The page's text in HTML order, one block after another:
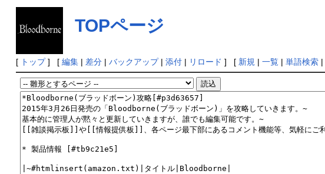
TOPページ
[ トップ] [ 編集| 差分| バックアップ| 添付| リロード ] [ 新規 | 一覧| 単語検索|